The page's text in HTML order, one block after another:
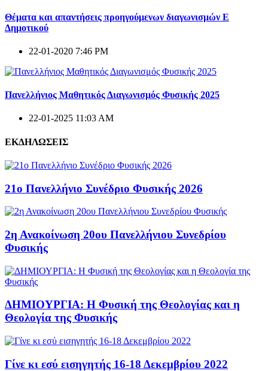
Θέματα και απαντήσεις προηγούμενων διαγωνισμών E
Δημοτικού
22-01-2020 7:46 PM
Πανελλήνιος Μαθητικός Διαγωνισμός Φυσικής 2025
22-01-2025 11:03 AM
ΕΚΔΗΛΩΣΕΙΣ
21ο Πανελλήνιο Συνέδριο Φυσικής 2026
2η Ανακοίνωση 20ου Πανελλήνιου Συνεδρίου
Φυσικής
ΔΗΜΙΟΥΡΓΙΑ: Η Φυσική της Θεολογίας και η
Θεολογία της Φυσικής
Γίνε κι εσύ εισηγητής 16-18 Δεκεμβρίου 2022